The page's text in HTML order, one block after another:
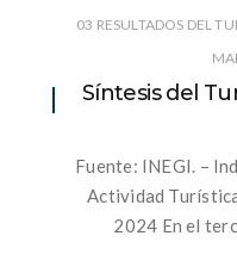
03 RESULTADOS DEL
Síntesis del
Fuente: INEGI. –
Actividad
2024 En el